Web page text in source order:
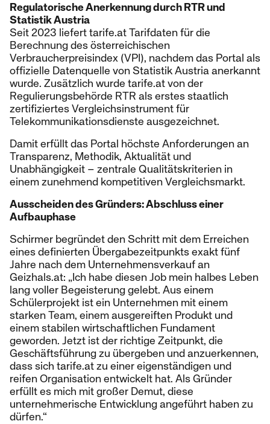
Regulatorische Anerkennung durch RTR und
Statistik Austria
Seit 2023 liefert tarife.at Tarifdaten für die
Berechnung des österreichischen
Verbraucherpreisindex (VPI), nachdem das Portal als
offizielle Datenquelle von Statistik Austria anerkannt
wurde. Zusätzlich wurde tarife.at von der
Regulierungsbehörde RTR als erstes staatlich
zertifiziertes Vergleichsinstrument für
Telekommunikationsdienste ausgezeichnet.
Damit erfüllt das Portal höchste Anforderungen an
Transparenz, Methodik, Aktualität und
Unabhängigkeit – zentrale Qualitätskriterien in
einem zunehmend kompetitiven Vergleichsmarkt.
Ausscheiden des Gründers: Abschluss einer
Aufbauphase
Schirmer begründet den Schritt mit dem Erreichen
eines definierten Übergabezeitpunkts exakt fünf
Jahre nach dem Unternehmensverkauf an
Geizhals.at: „Ich habe diesen Job mein halbes Leben
lang voller Begeisterung gelebt. Aus einem
Schülerprojekt ist ein Unternehmen mit einem
starken Team, einem ausgereiften Produkt und
einem stabilen wirtschaftlichen Fundament
geworden. Jetzt ist der richtige Zeitpunkt, die
Geschäftsführung zu übergeben und anzuerkennen,
dass sich tarife.at zu einer eigenständigen und
reifen Organisation entwickelt hat. Als Gründer
erfüllt es mich mit großer Demut, diese
unternehmerische Entwicklung angeführt haben zu
dürfen.“